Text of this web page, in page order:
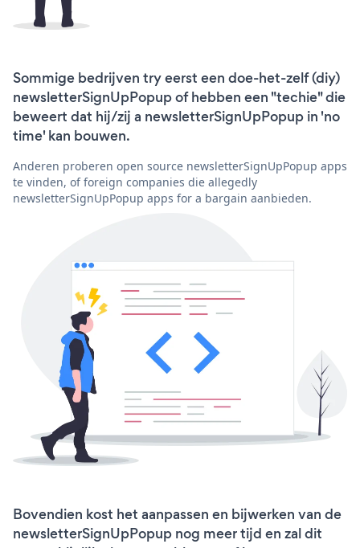
Sommige bedrijven try eerst een doe-het-zelf (diy)
newsletterSignUpPopup of hebben een "techie" die
beweert dat hij/zij a newsletterSignUpPopup in 'no
time' kan bouwen.
Anderen proberen open source newsletterSignUpPopup apps
te vinden, of foreign companies die allegedly
newsletterSignUpPopup apps for a bargain aanbieden.
Bovendien kost het aanpassen en bijwerken van de
newsletterSignUpPopup nog meer tijd en zal dit